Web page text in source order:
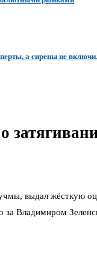
а сирены не
выдал жёсткую
за Владимиром